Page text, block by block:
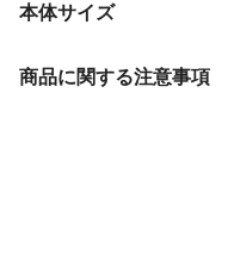
本体サイズ
商品に関する注意事項